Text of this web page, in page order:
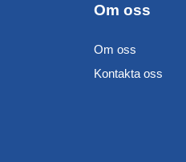
Om oss
Om oss
Kontakta oss